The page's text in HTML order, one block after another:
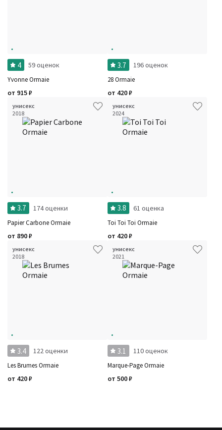
4 59 оценок
Yvonne Ormaie
от 915₽
3.7 196 оценок
28 Ormaie
от 420₽
унисекс
2018
3.7 174 оценки
Papier Carbone Ormaie
от 890₽
унисекс
2024
3.8 61 оценка
Toi Toi Toi Ormaie
от 420₽
унисекс
2018
3.4 122 оценки
Les Brumes Ormaie
от 420₽
унисекс
2021
3.1 110 оценок
Marque-Page Ormaie
от 500₽